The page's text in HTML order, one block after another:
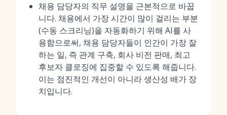
채용 담당자의 직무 설명을 근본적으로 바꿉
니다. 채용에서 가장 시간이 많이 걸리는 부분
(수동 스크리닝)을 자동화하기 위해 AI를 사
용함으로써, 채용 담당자들이 인간이 가장 잘
하는 일, 즉 관계 구축, 회사 비전 판매, 최고
후보자 클로징에 집중할 수 있도록 해줍니다.
이는 점진적인 개선이 아니라 생산성 배가 장
치입니다.